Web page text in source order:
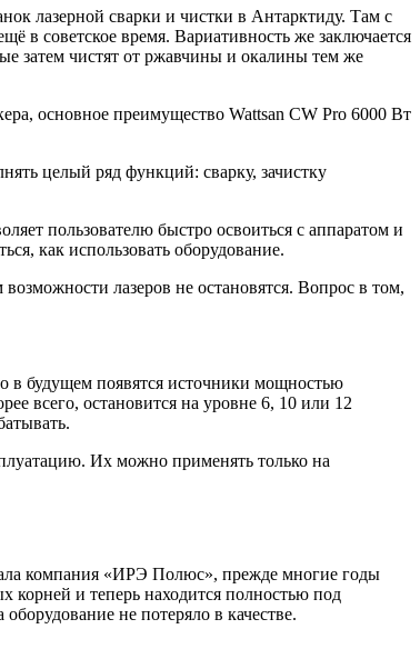
лазерной сварки и чистки в Антарктиду. Там с
в советское время. Вариативность же заключается
затем чистят от ржавчины и окалины тем же
основное преимущество Wattsan CW Pro 6000 Вт
целый ряд функций: сварку, зачистку
пользователю быстро освоиться с аппаратом и
как использовать оборудование.
лазеров не остановятся. Вопрос в том,
в будущем появятся источники мощностью
всего, остановится на уровне 6, 10 или 12
Их можно применять только на
компания «ИРЭ Полюс», прежде многие годы
корней и теперь находится полностью под
не потеряло в качестве.